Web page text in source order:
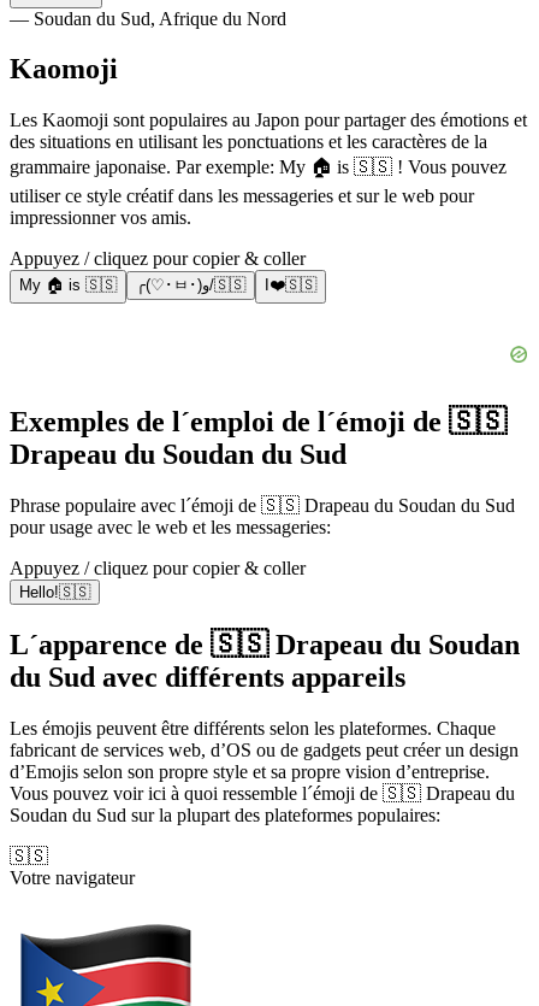
— Soudan du Sud, Afrique du Nord
Kaomoji
Les Kaomoji sont populaires au Japon pour partager des émotions et
des situations en utilisant les ponctuations et les caractères de la
grammaire japonaise. Par exemple: My 🏠 is 🇸🇸 ! Vous pouvez
utiliser ce style créatif dans les messageries et sur le web pour
impressionner vos amis.
Appuyez / cliquez pour copier & coller
My 🏠 is 🇸🇸 ╭(♡･ㅂ･)و/🇸🇸 I❤️🇸🇸
Exemples de l´emploi de l´émoji de 🇸🇸
Drapeau du Soudan du Sud
Phrase populaire avec l´émoji de 🇸🇸 Drapeau du Soudan du Sud
pour usage avec le web et les messageries:
Appuyez / cliquez pour copier & coller
Hello!🇸🇸
L´apparence de 🇸🇸 Drapeau du Soudan
du Sud avec différents appareils
Les émojis peuvent être différents selon les plateformes. Chaque
fabricant de services web, d’OS ou de gadgets peut créer un design
d’Emojis selon son propre style et sa propre vision d’entreprise.
Vous pouvez voir ici à quoi ressemble l´émoji de 🇸🇸 Drapeau du
Soudan du Sud sur la plupart des plateformes populaires:
🇸🇸
Votre navigateur